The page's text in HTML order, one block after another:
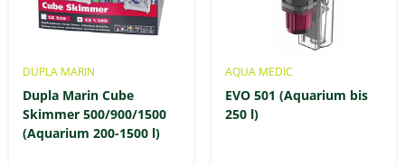
DUPLA MARIN
Dupla Marin Cube
Skimmer 500/900/1500
(Aquarium 200-1500 l)
AQUA MEDIC
EVO 501 (Aquarium bis
250 l)